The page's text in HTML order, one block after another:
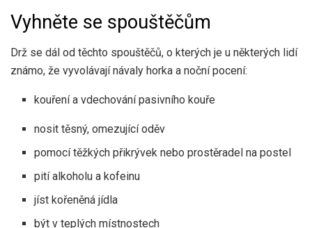
Vyhněte se spouštěčům
Drž se dál od těchto spouštěčů, o kterých je u některých lidí
známo, že vyvolávají návaly horka a noční pocení:
kouření a vdechování pasivního kouře
nosit těsný, omezující oděv
pomocí těžkých přikrývek nebo prostěradel na postel
pití alkoholu a kofeinu
jíst kořeněná jídla
být v teplých místnostech